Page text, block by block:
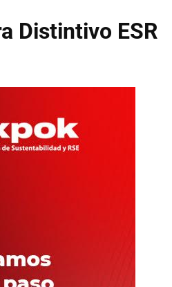
Distintivo ESR